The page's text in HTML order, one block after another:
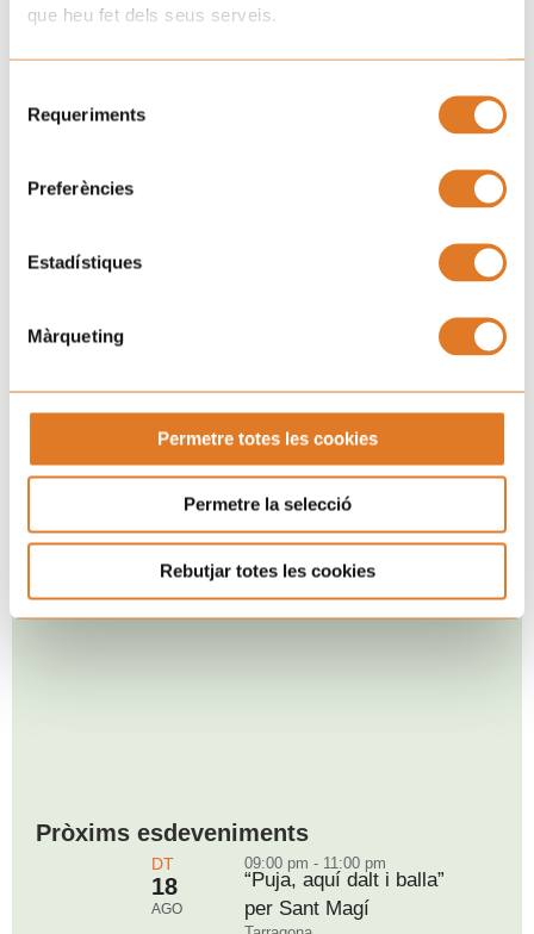
que heu fet dels seus serveis.
Requeriments
Preferències
Estadístiques
Màrqueting
Permetre totes les cookies
Permetre la selecció
Rebutjar totes les cookies
Pròxims esdeveniments
DT
18
AGO
09:00 pm - 11:00 pm
“Puja, aquí dalt i balla”
per Sant Magí